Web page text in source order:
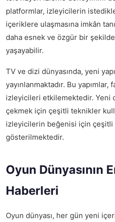
platformlar, izleyicilerin
içeriklere ulaşmasına imkân
daha esnek ve özgür bir
yaşayabilir.
TV ve dizi dünyasında, yeni
yayınlanmaktadır. Bu
izleyicileri etkilemektedir. Yeni
çekmek için çeşitli teknikler
izleyicilerin beğenisi için çeşitli
gösterilmektedir.
Oyun Dünyasının
Haberleri
Oyun dünyası, her gün yeni